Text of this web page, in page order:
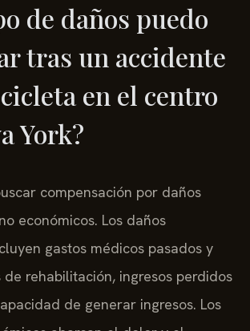
de daños puedo
tras un accidente
en el centro
York?
compensación por daños
económicos. Los daños
gastos médicos pasados y
de rehabilitación, ingresos perdidos
de generar ingresos. Los